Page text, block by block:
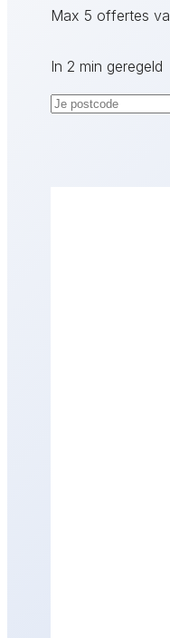
Max 5 offertes
In 2 min geregeld